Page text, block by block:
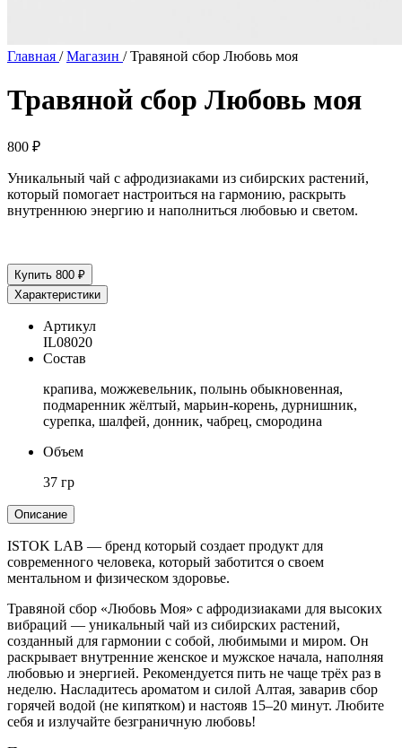
Главная /Магазин /Травяной cбор Любовь моя
Травяной cбор Любовь моя
800 ₽
Уникальный чай с афродизиаками из сибирских растений,
который помогает настроиться на гармонию, раскрыть
внутреннюю энергию и наполниться любовью и светом.
Купить 800 ₽
Характеристики
Артикул
IL08020
Состав
крапива, можжевельник, полынь обыкновенная,
подмаренник жёлтый, марьин-корень, дурнишник,
сурепка, шалфей, донник, чабрец, смородина
Объем
37 гр
Описание
ISTOK LAB — бренд который создает продукт для
современного человека, который заботится о своем
ментальном и физическом здоровье.
Травяной сбор «Любовь Моя» с афродизиаками для высоких
вибраций — уникальный чай из сибирских растений,
созданный для гармонии с собой, любимыми и миром. Он
раскрывает внутренние женское и мужское начала, наполняя
любовью и энергией. Рекомендуется пить не чаще трёх раз в
неделю. Насладитесь ароматом и силой Алтая, заварив сбор
горячей водой (не кипятком) и настояв 15–20 минут. Любите
себя и излучайте безграничную любовь!